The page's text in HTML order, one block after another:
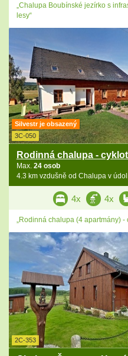
„Chalupa Boubínské jezírko s
lesy“
Silvestr je obsazený
3C-050
Rodinná chalupa -
Max. 24 osob
4.3 km vzdušně od Chalupa v
4x 4x
„Rodinná chalupa (4 apartmány)
2C-353